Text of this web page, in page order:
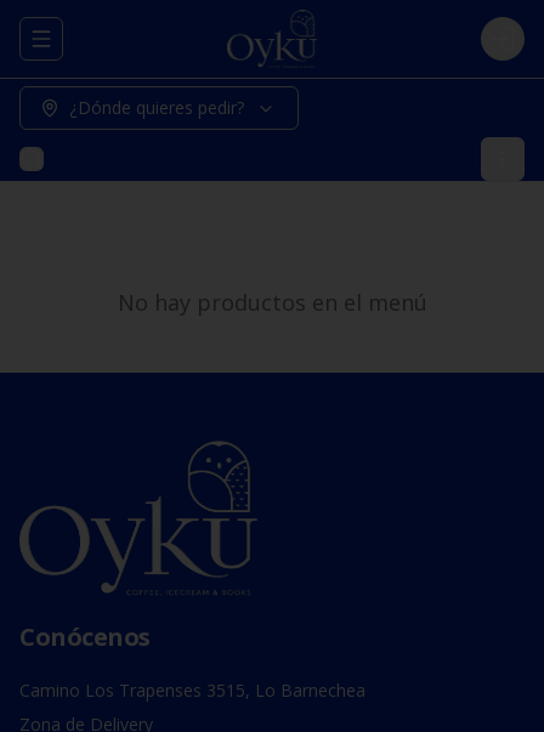
Abrir menu de navegación Login
¿Dónde quieres pedir?
No hay productos en el menú
Conócenos
Camino Los Trapenses 3515, Lo Barnechea
Zona de Delivery